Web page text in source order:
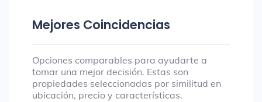
Mejores Coincidencias
Opciones comparables para ayudarte a
tomar una mejor decisión. Estas son
propiedades seleccionadas por similitud en
ubicación, precio y características.